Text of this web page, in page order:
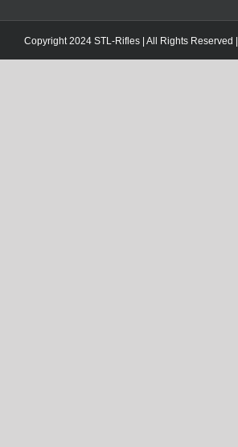
Copyright 2024 STL-Rifles | All Rights Reserved |